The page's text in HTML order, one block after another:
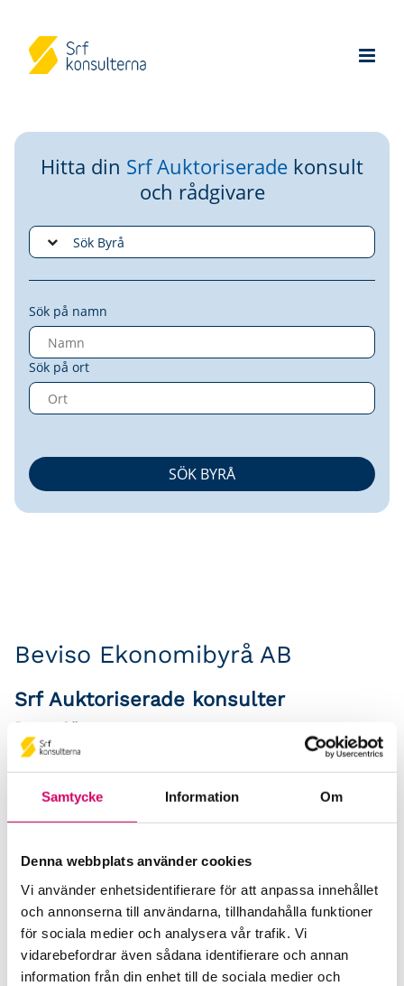
Samtycke Information Om
Denna webbplats använder cookies
Vi använder enhetsidentifierare för att anpassa innehållet
och annonserna till användarna, tillhandahålla funktioner
för sociala medier och analysera vår trafik. Vi
vidarebefordrar även sådana identifierare och annan
information från din enhet till de sociala medier och
Hitta din Srf Auktoriserade konsult
och rådgivare
Sök på namn
Sök på ort
Beviso Ekonomibyrå AB
Srf Auktoriserade konsulter
Benny Sörensson
Auktoriserad Redovisningskonsult, Srf Certifierad
Affärsrådgivare
Skicka e-post
Caroline Andersson
Auktoriserad Redovisningskonsult
Malmö
Jessica Hernandez
Auktoriserad Redovisningskonsult, Srf Certifierad